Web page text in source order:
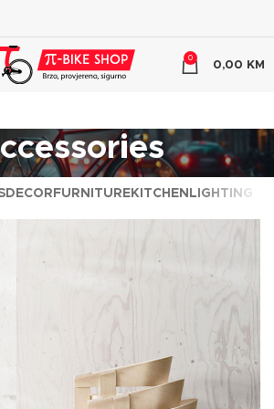
0
0,00 KM
DECOR FURNITURE KITCHEN LIGHTING